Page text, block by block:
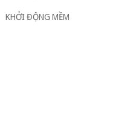
KHỞI ĐỘNG MỀM